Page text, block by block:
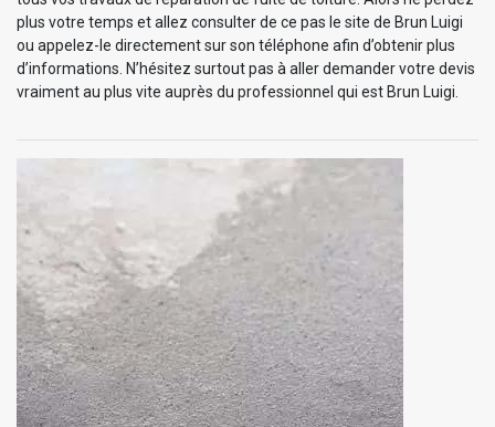
plus votre temps et allez consulter de ce pas le site de Brun Luigi
ou appelez-le directement sur son téléphone afin d’obtenir plus
d’informations. N’hésitez surtout pas à aller demander votre devis
vraiment au plus vite auprès du professionnel qui est Brun Luigi.